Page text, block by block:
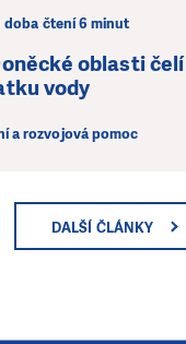
doba čtení 6 minut
oblasti čelí
vody
a rozvojová pomoc
DALŠÍ ČLÁNKY